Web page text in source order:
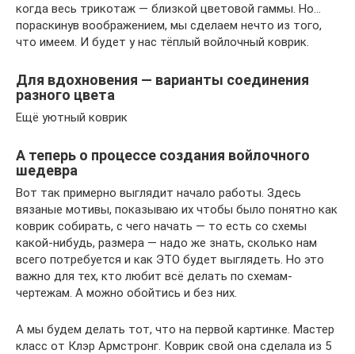
когда весь трикотаж — близкой цветовой гаммы. Но…
пораскинув воображением, мы сделаем нечто из того,
что имеем. И будет у нас тёплый войлочный коврик.
Для вдохновения — варианты соединения
разного цвета
Ещё уютный коврик
А теперь о процессе создания войлочного
шедевра
Вот так примерно выглядит начало работы. Здесь
вязаные мотивы, показываю их чтобы было понятно как
коврик собирать, с чего начать — то есть со схемы
какой-нибудь, размера — надо же знать, сколько нам
всего потребуется и как ЭТО будет выглядеть. Но это
важно для тех, кто любит всё делать по схемам-
чертежам. А можно обойтись и без них.
А мы будем делать тот, что на первой картинке. Мастер
класс от Клэр Армстронг. Коврик свой она сделала из 5